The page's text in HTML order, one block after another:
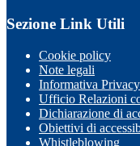
Sezione Link Utili
Cookie policy
Note legali
Informativa Privacy
Ufficio Relazioni
Dichiarazione di
Obiettivi di
Whistleblowing